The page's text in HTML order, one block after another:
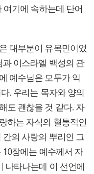
기에 속하는데 단어
대부분이 유목민이었
이스라엘 백성의 관
예수님은 모두가 익
. 우리는 목자와 양의
도 괜찮을 것 같다. 자
하는 자식의 혈통적인
의 사랑의 뿌리인 그
장에는 예수께서 자
나타나는데 이 선언에